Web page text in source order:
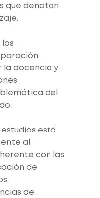
que denotan
los
la docencia y
del
está
al
con las
de
de